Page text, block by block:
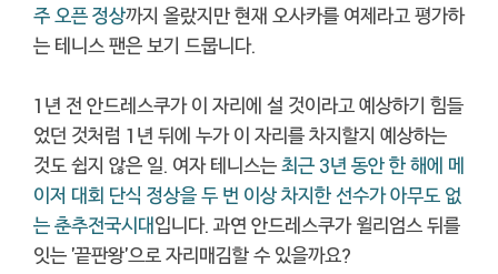
주 오픈 정상까지 올랐지만 현재 오사카를 여제라고 평가하
는 테니스 팬은 보기 드뭅니다.
1년 전 안드레스쿠가 이 자리에 설 것이라고 예상하기 힘들
었던 것처럼 1년 뒤에 누가 이 자리를 차지할지 예상하는
것도 쉽지 않은 일. 여자 테니스는최근 3년 동안 한 해에 메
이저 대회 단식 정상을 두 번 이상 차지한 선수가 아무도 없
는 춘추전국시대입니다. 과연 안드레스쿠가 윌리엄스 뒤를
잇는 '끝판왕'으로 자리매김할 수 있을까요?